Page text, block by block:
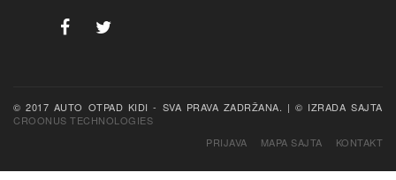
CROONUS TECHNOLOGIES
PRIJAVA
MAPA SAJTA KONTAKT